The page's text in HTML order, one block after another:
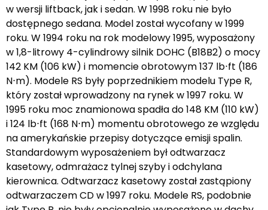
w wersji liftback, jak i sedan. W 1998 roku nie było
dostępnego sedana. Model został wycofany w 1999
roku. W 1994 roku na rok modelowy 1995, wyposażony
w 1,8-litrowy 4-cylindrowy silnik DOHC (B18B2) o mocy
142 KM (106 kW) i momencie obrotowym 137 lb⋅ft (186
N⋅m). Modele RS były poprzednikiem modelu Type R,
który został wprowadzony na rynek w 1997 roku. W
1995 roku moc znamionowa spadła do 148 KM (110 kW)
i 124 lb⋅ft (168 N⋅m) momentu obrotowego ze względu
na amerykańskie przepisy dotyczące emisji spalin.
Standardowym wyposażeniem był odtwarzacz
kasetowy, odmrażacz tylnej szyby i odchylana
kierownica. Odtwarzacz kasetowy został zastąpiony
odtwarzaczem CD w 1997 roku. Modele RS, podobnie